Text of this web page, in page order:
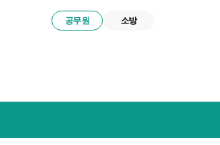
공무원 소방
트